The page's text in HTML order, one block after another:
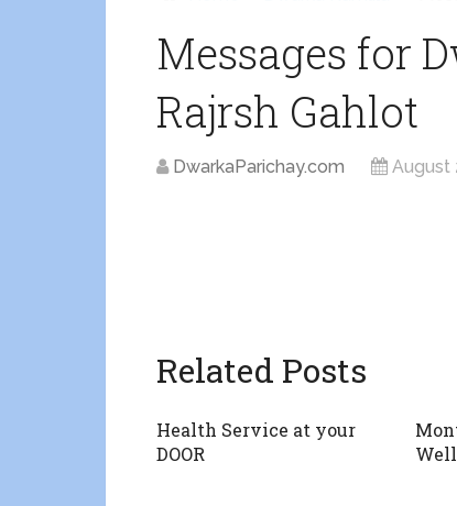
Messages for
Rajrsh Gahlot
DwarkaParichay.com August
Related Posts
Health Service at your
DOOR